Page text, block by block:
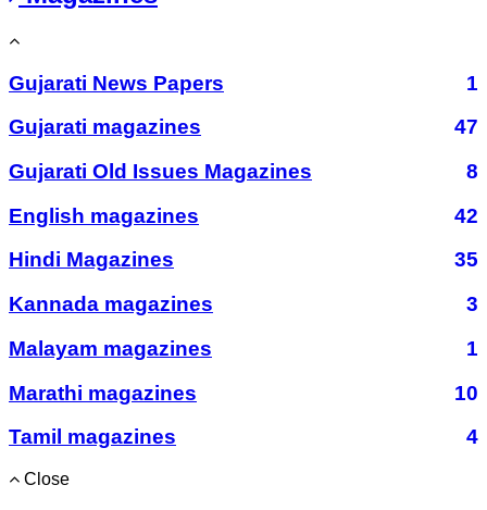
Gujarati News Papers
1
Gujarati magazines
47
Gujarati Old Issues Magazines
8
English magazines
42
Hindi Magazines
35
Kannada magazines
3
Malayam magazines
1
Marathi magazines
10
Tamil magazines
4
Close